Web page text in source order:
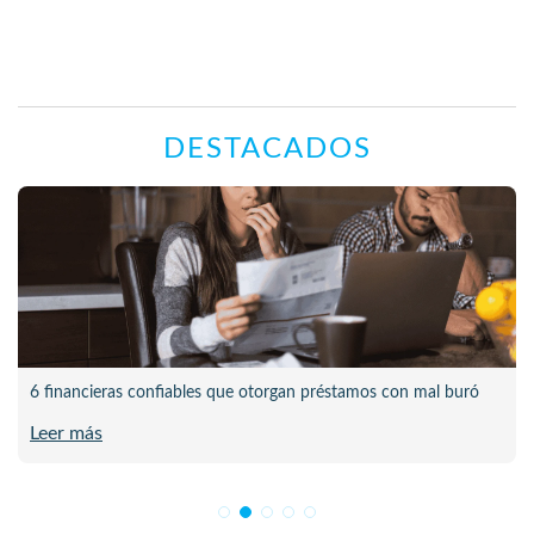
DESTACADOS
6 financieras confiables que otorgan préstamos con mal buró
Leer más